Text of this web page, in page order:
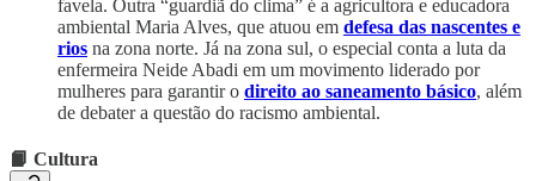
favela. Outra “guardiã do clima” é a agricultora e educadora
ambiental Maria Alves, que atuou em defesa das nascentes e
rios na zona norte. Já na zona sul, o especial conta a luta da
enfermeira Neide Abadi em um movimento liderado por
mulheres para garantir o direito ao saneamento básico, além
de debater a questão do racismo ambiental.
📙 Cultura